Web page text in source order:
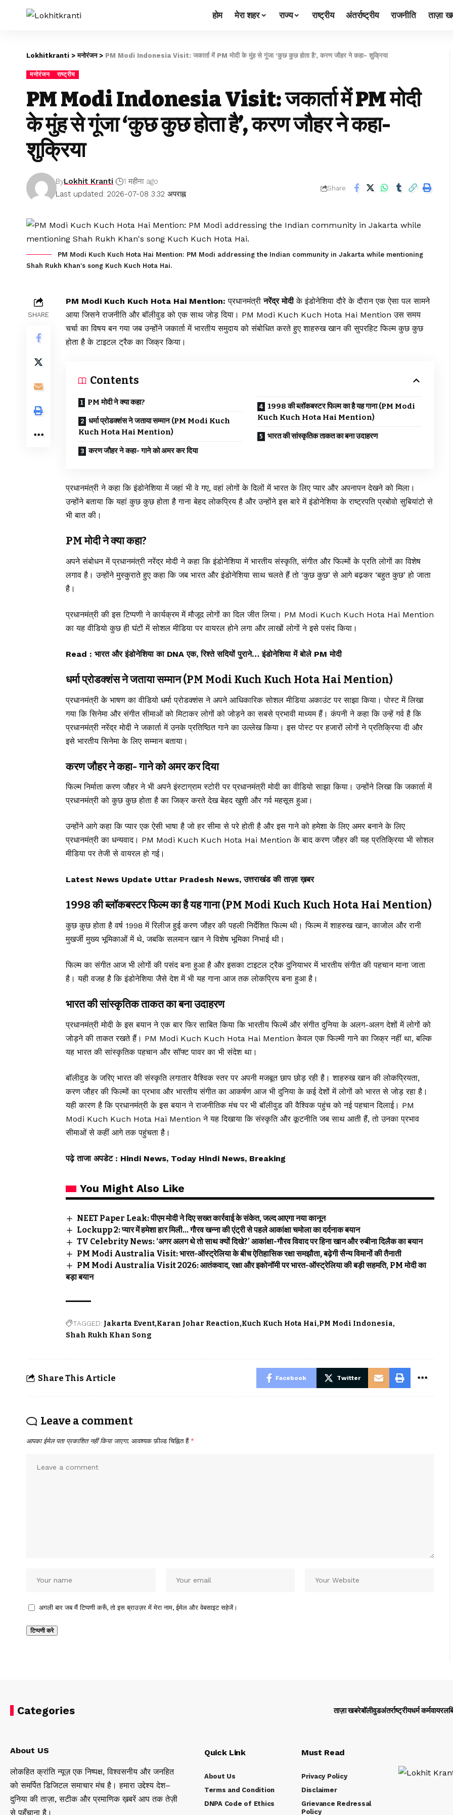
होम मेरा शहर राज्य राष्ट्रीय अंतर्राष्ट्रीय राजनीति ताज़ा
Lokhitkranti >मनोरंजन> PM Modi Indonesia Visit: जकार्ता में PM मोदी के मुंह से गूंजा ‘कुछ कुछ होता है’, करण जौहर ने कहा- शुक्रिया
मनोरंजन राष्ट्रीय
PM Modi Indonesia Visit: जकार्ता में PM मोदी
के मुंह से गूंजा ‘कुछ कुछ होता है’, करण जौहर ने कहा-
शुक्रिया
Last updated: 2026-07-08 3:32 अपराह्न
ByLokhit Kranti 1 महीना ago
Share
PM Modi Kuch Kuch Hota Hai Mention: PM Modi addressing the Indian community in Jakarta while mentioning
Shah Rukh Khan's song Kuch Kuch Hota Hai.
SHARE
PM Modi Kuch Kuch Hota Hai Mention: प्रधानमंत्रीनरेंद्र मोदीके इंडोनेशिया दौरे के दौरान एक ऐसा पल सामने
आया जिसने राजनीति और बॉलीवुड को एक साथ जोड़ दिया। PM Modi Kuch Kuch Hota Hai Mention उस समय
चर्चा का विषय बन गया जब उन्होंने जकार्ता में भारतीय समुदाय को संबोधित करते हुए शाहरुख खान की सुपरहिट फिल्म कुछ कुछ
होता है के टाइटल ट्रैक का जिक्र किया।
Contents
PM मोदी ने क्या कहा?
धर्मा प्रोडक्शंस ने जताया सम्मान (PM Modi Kuch
Kuch Hota Hai Mention)
करण जौहर ने कहा- गाने को अमर कर दिया
1998 की ब्लॉकबस्टर फिल्म का है यह गाना (PM Modi
Kuch Kuch Hota Hai Mention)
भारत की सांस्कृतिक ताकत का बना उदाहरण
प्रधानमंत्री ने कहा कि इंडोनेशिया में जहां भी वे गए, वहां लोगों के दिलों में भारत के लिए प्यार और अपनापन देखने को मिला।
उन्होंने बताया कि यहां कुछ कुछ होता है गाना बेहद लोकप्रिय है और उन्होंने इस बारे में इंडोनेशिया के राष्ट्रपति प्रबोवो सुबियांटो से
भी बात की।
PM मोदी ने क्या कहा?
अपने संबोधन में प्रधानमंत्री नरेंद्र मोदी ने कहा कि इंडोनेशिया में भारतीय संस्कृति, संगीत और फिल्मों के प्रति लोगों का विशेष
लगाव है। उन्होंने मुस्कुराते हुए कहा कि जब भारत और इंडोनेशिया साथ चलते हैं तो ‘कुछ कुछ’ से आगे बढ़कर ‘बहुत कुछ’ हो जाता
है।
प्रधानमंत्री की इस टिप्पणी ने कार्यक्रम में मौजूद लोगों का दिल जीत लिया। PM Modi Kuch Kuch Hota Hai Mention
का यह वीडियो कुछ ही घंटों में सोशल मीडिया पर वायरल होने लगा और लाखों लोगों ने इसे पसंद किया।
Read : भारत और इंडोनेशिया का DNA एक, रिश्ते सदियों पुराने… इंडोनेशिया में बोले PM मोदी
धर्मा प्रोडक्शंस ने जताया सम्मान (PM Modi Kuch Kuch Hota Hai Mention)
प्रधानमंत्री के भाषण का वीडियो धर्मा प्रोडक्शंस ने अपने आधिकारिक सोशल मीडिया अकाउंट पर साझा किया। पोस्ट में लिखा
गया कि सिनेमा और संगीत सीमाओं को मिटाकर लोगों को जोड़ने का सबसे प्रभावी माध्यम हैं। कंपनी ने कहा कि उन्हें गर्व है कि
प्रधानमंत्री नरेंद्र मोदी ने जकार्ता में उनके प्रतिष्ठित गाने का उल्लेख किया। इस पोस्ट पर हजारों लोगों ने प्रतिक्रिया दी और
इसे भारतीय सिनेमा के लिए सम्मान बताया।
करण जौहर ने कहा- गाने को अमर कर दिया
फिल्म निर्माता करण जौहर ने भी अपने इंस्टाग्राम स्टोरी पर प्रधानमंत्री मोदी का वीडियो साझा किया। उन्होंने लिखा कि जकार्ता में
प्रधानमंत्री को कुछ कुछ होता है का जिक्र करते देख बेहद खुशी और गर्व महसूस हुआ।
उन्होंने आगे कहा कि प्यार एक ऐसी भाषा है जो हर सीमा से परे होती है और इस गाने को हमेशा के लिए अमर बनाने के लिए
प्रधानमंत्री का धन्यवाद। PM Modi Kuch Kuch Hota Hai Mention के बाद करण जौहर की यह प्रतिक्रिया भी सोशल
मीडिया पर तेजी से वायरल हो गई।
Latest News Update Uttar Pradesh News, उत्तराखंड की ताज़ा ख़बर
1998 की ब्लॉकबस्टर फिल्म का है यह गाना (PM Modi Kuch Kuch Hota Hai Mention)
कुछ कुछ होता है वर्ष 1998 में रिलीज हुई करण जौहर की पहली निर्देशित फिल्म थी। फिल्म में शाहरुख खान, काजोल और रानी
मुखर्जी मुख्य भूमिकाओं में थे, जबकि सलमान खान ने विशेष भूमिका निभाई थी।
फिल्म का संगीत आज भी लोगों की पसंद बना हुआ है और इसका टाइटल ट्रैक दुनियाभर में भारतीय संगीत की पहचान माना जाता
है। यही वजह है कि इंडोनेशिया जैसे देश में भी यह गाना आज तक लोकप्रिय बना हुआ है।
भारत की सांस्कृतिक ताकत का बना उदाहरण
प्रधानमंत्री मोदी के इस बयान ने एक बार फिर साबित किया कि भारतीय फिल्में और संगीत दुनिया के अलग-अलग देशों में लोगों को
जोड़ने की ताकत रखते हैं। PM Modi Kuch Kuch Hota Hai Mention केवल एक फिल्मी गाने का जिक्र नहीं था, बल्कि
यह भारत की सांस्कृतिक पहचान और सॉफ्ट पावर का भी संदेश था।
बॉलीवुड के जरिए भारत की संस्कृति लगातार वैश्विक स्तर पर अपनी मजबूत छाप छोड़ रही है। शाहरुख खान की लोकप्रियता,
करण जौहर की फिल्मों का प्रभाव और भारतीय संगीत का आकर्षण आज भी दुनिया के कई देशों में लोगों को भारत से जोड़ रहा है।
यही कारण है कि प्रधानमंत्री के इस बयान ने राजनीतिक मंच पर भी बॉलीवुड की वैश्विक पहुंच को नई पहचान दिलाई। PM
Modi Kuch Kuch Hota Hai Mention ने यह दिखाया कि संस्कृति और कूटनीति जब साथ आती हैं, तो उनका प्रभाव
सीमाओं से कहीं आगे तक पहुंचता है।
पढ़े ताजा अपडेट : Hindi News, Today Hindi News, Breaking
You Might Also Like
NEET Paper Leak: पीएम मोदी ने दिए सख्त कार्रवाई के संकेत, जल्द आएगा नया कानून
Lockupp 2: प्यार में हमेशा हार मिली… गौरव खन्ना की एंट्री से पहले आकांक्षा चमोला का दर्दनाक बयान
TV Celebrity News: ‘अगर अलग थे तो साथ क्यों दिखे?’ आकांक्षा-गौरव विवाद पर हिना खान और रुबीना दिलैक का बयान
PM Modi Australia Visit: भारत-ऑस्ट्रेलिया के बीच ऐतिहासिक रक्षा समझौता, बढ़ेगी सैन्य विमानों की तैनाती
PM Modi Australia Visit 2026: आतंकवाद, रक्षा और इकोनॉमी पर भारत-ऑस्ट्रेलिया की बड़ी सहमति, PM मोदी का
बड़ा बयान
TAGGED: Jakarta Event Karan Johar Reaction Kuch Kuch Hota Hai PM Modi Indonesia
Shah Rukh Khan Song
Share This Article Facebook Twitter
Leave a comment
आपका ईमेल पता प्रकाशित नहीं किया जाएगा. आवश्यक फ़ील्ड चिह्नित हैं *
अगली बार जब मैं टिप्पणी करूँ, तो इस ब्राउज़र में मेरा नाम, ईमेल और वेबसाइट सहेजें।
Categories ताज़ा खबरेबॉलीवुडअंतर्राष्ट्रीयधर्म कर्मवायरल
About US
लोकहित क्रांति न्यूज़ एक निष्पक्ष, विश्वसनीय और जनहित
को समर्पित डिजिटल समाचार मंच है। हमारा उद्देश्य देश–
दुनिया की ताज़ा, सटीक और प्रमाणिक ख़बरें आप तक तेज़ी
से पहुँचाना है।
Quick Link
About Us
Terms and Condition
DNPA Code of Ethics
Must Read
Privacy Policy
Disclaimer
Grievance Redressal
Policy